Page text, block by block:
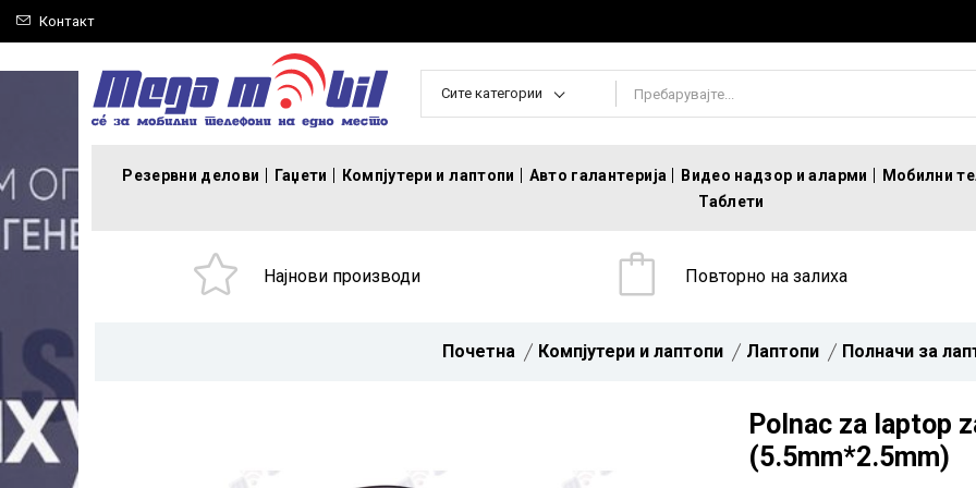
Контакт
Сите категории
Резервни делови Гаџети Компјутери и лаптопи Авто галантерија Видео надзор и аларми Мобилни
Таблети
Најнови производи Повторно на залиха
Почетна Компјутери и лаптопи Лаптопи Полначи за
Polnac za laptop
(5.5mm*2.5mm)